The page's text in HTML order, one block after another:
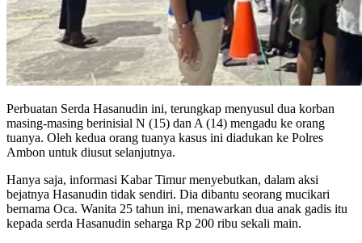
Perbuatan Serda Hasanudin ini, terungkap menyusul dua korban
masing-masing berinisial N (15) dan A (14) mengadu ke orang
tuanya. Oleh kedua orang tuanya kasus ini diadukan ke Polres
Ambon untuk diusut selanjutnya.
Hanya saja, informasi Kabar Timur menyebutkan, dalam aksi
bejatnya Hasanudin tidak sendiri. Dia dibantu seorang mucikari
bernama Oca. Wanita 25 tahun ini, menawarkan dua anak gadis itu
kepada serda Hasanudin seharga Rp 200 ribu sekali main.